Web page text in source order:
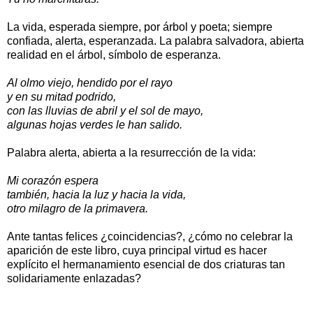
La vida, esperada siempre, por árbol y poeta; siempre
confiada, alerta, esperanzada. La palabra salvadora, abierta
realidad en el árbol, símbolo de esperanza.
Al olmo viejo, hendido por el rayo
y en su mitad podrido,
con las lluvias de abril y el sol de mayo,
algunas hojas verdes le han salido.
Palabra alerta, abierta a la resurrección de la vida:
Mi corazón espera
también, hacia la luz y hacia la vida,
otro milagro de la primavera.
Ante tantas felices ¿coincidencias?, ¿cómo no celebrar la
aparición de este libro, cuya principal virtud es hacer
explícito el hermanamiento esencial de dos criaturas tan
solidariamente enlazadas?